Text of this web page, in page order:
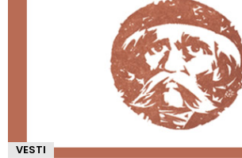
VESTI